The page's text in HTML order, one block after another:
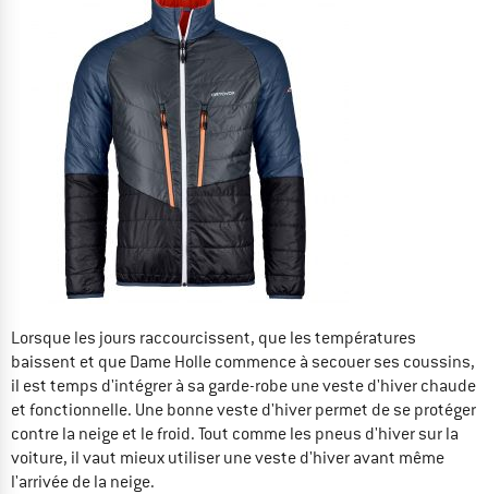
Lorsque les jours raccourcissent, que les températures
baissent et que Dame Holle commence à secouer ses coussins,
il est temps d'intégrer à sa garde-robe une veste d'hiver chaude
et fonctionnelle. Une bonne veste d'hiver permet de se protéger
contre la neige et le froid. Tout comme les pneus d'hiver sur la
voiture, il vaut mieux utiliser une veste d'hiver avant même
l'arrivée de la neige.